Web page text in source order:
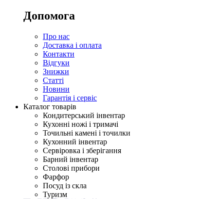
Допомога
Про нас
Доставка і оплата
Контакти
Відгуки
Знижки
Статті
Новини
Гарантія і сервіс
Каталог товарів
Кондитерський інвентар
Кухонні ножі і тримачі
Точильні камені і точилки
Кухонний інвентар
Сервіровка і зберігання
Барний інвентар
Столові прибори
Фарфор
Посуд із скла
Туризм